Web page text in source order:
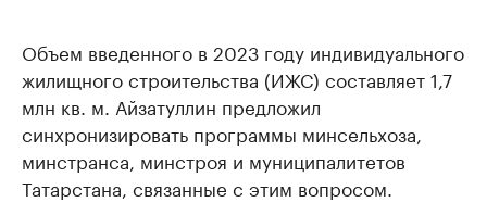
Объем введенного в 2023 году индивидуального
жилищного строительства (ИЖС) составляет 1,7
млн кв. м. Айзатуллин предложил
синхронизировать программы минсельхоза,
минстранса, минстроя и муниципалитетов
Татарстана, связанные с этим вопросом.